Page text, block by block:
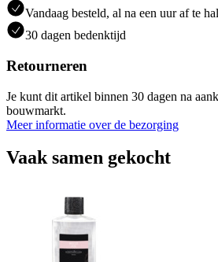
Vandaag besteld, al na een uur af te
30 dagen bedenktijd
Retourneren
Je kunt dit artikel binnen 30 dagen na
bouwmarkt.
Meer informatie over de bezorging
Vaak samen gekocht